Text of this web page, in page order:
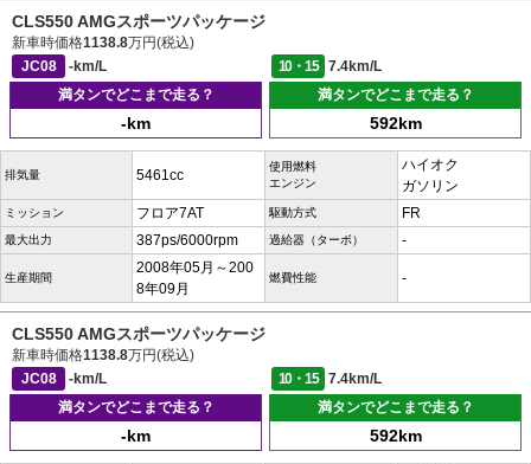
CLS550 AMGスポーツパッケージ
新車時価格1138.8万円(税込)
JC08
-km/L 10・15
7.4km/L
満タンでどこまで走る？
-km
満タンでどこまで走る？
592km
排気量 5461cc
使用燃料
エンジン
ハイオク
ガソリン
ミッション フロア7AT 駆動方式 FR
最大出力 387ps/6000rpm 過給器（ターボ） -
生産期間
2008年05月～200
8年09月
燃費性能 -
CLS550 AMGスポーツパッケージ
新車時価格1138.8万円(税込)
JC08
-km/L 10・15
7.4km/L
満タンでどこまで走る？
-km
満タンでどこまで走る？
592km